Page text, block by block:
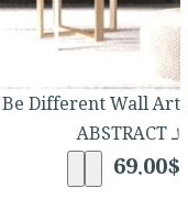
Be Different Wall Art : إطار كون مختلف زينة للجدار
لـ ABSTRACT
69.00$